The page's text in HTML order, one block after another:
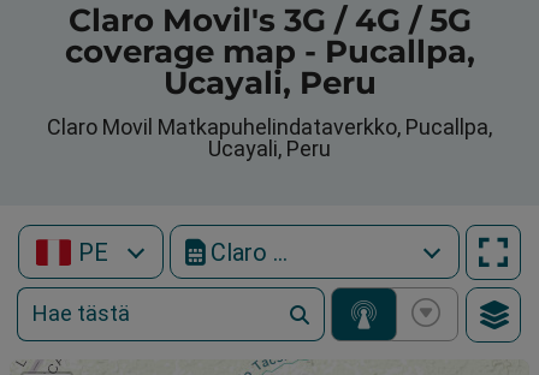
Claro Movil's 3G / 4G / 5G
coverage map - Pucallpa,
Ucayali, Peru
Claro Movil Matkapuhelindataverkko, Pucallpa,
Ucayali, Peru
PE Claro Movil